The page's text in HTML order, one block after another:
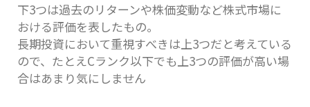
下3つは過去のリターンや株価変動など株式市場に
おける評価を表したもの。
長期投資において重視すべきは上3つだと考えている
ので、たとえCランク以下でも上3つの評価が高い場
合はあまり気にしません